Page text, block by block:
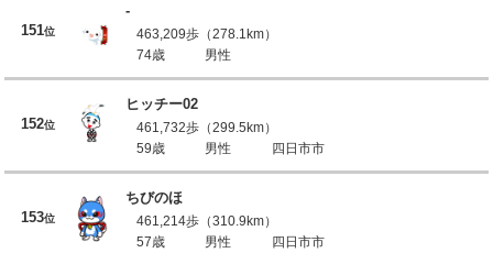
151位
-
463,209歩（278.1km）
74歳
男性
152位
ヒッチー02
461,732歩（299.5km）
59歳
男性 四日市市
153位
ちびのほ
461,214歩（310.9km）
57歳
男性 四日市市